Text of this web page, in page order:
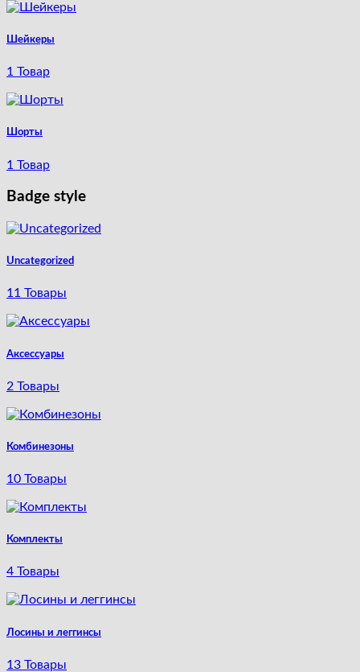
Шейкеры
1 Товар
Шорты
1 Товар
Badge style
Uncategorized
11 Товары
Аксессуары
2 Товары
Комбинезоны
10 Товары
Комплекты
4 Товары
Лосины и леггинсы
13 Товары